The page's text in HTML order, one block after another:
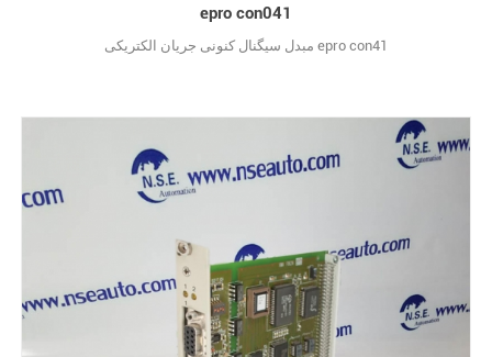
epro con041
مبدل سیگنال کنونی جریان الکتریکی epro con41